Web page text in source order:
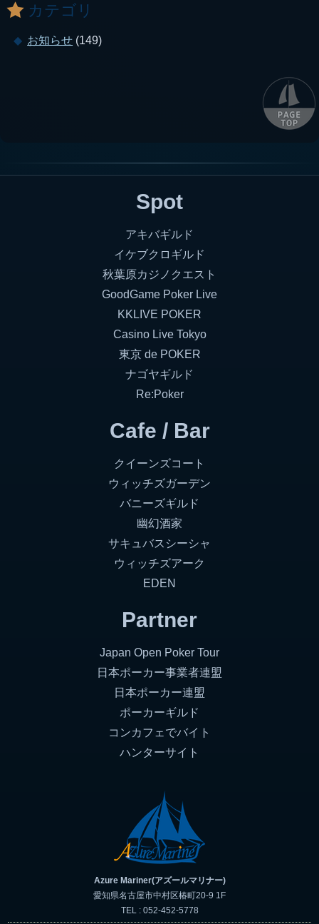
カテゴリ
お知らせ (149)
Spot
アキバギルド
イケブクロギルド
秋葉原カジノクエスト
GoodGame Poker Live
KKLIVE POKER
Casino Live Tokyo
東京 de POKER
ナゴヤギルド
Re:Poker
Cafe / Bar
クイーンズコート
ウィッチズガーデン
バニーズギルド
幽幻酒家
サキュバスシーシャ
ウィッチズアーク
EDEN
Partner
Japan Open Poker Tour
日本ポーカー事業者連盟
日本ポーカー連盟
ポーカーギルド
コンカフェでバイト
ハンターサイト
Azure Mariner(アズールマリナー)
愛知県名古屋市中村区椿町20-9 1F
TEL : 052-452-5778